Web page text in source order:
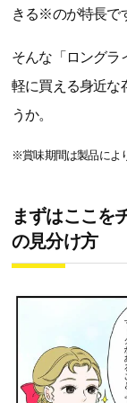
きる※のが特長で
そんな「ロングラ
軽に買える身近な
うか。
※賞味期間は製品によ
まずはここを
の見分け方